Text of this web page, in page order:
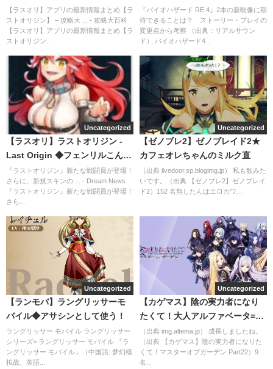
やしましょう
【ラスオリ】アプリの最新情報まとめ【ラ
ストオリジン】 – 攻略大 ... - 攻略大百科
【ラスオリ】アプリの最新情報まとめ【ラ
ストオリジン...
丸裸
『バイオハザード RE:4』2本の新映像に期
待できることは？ ストーリー・プレイの
変更点から考察 （出典：リアルサウン
ド） バイオハザード4...
Uncategorized
【ラスオリ】ラストオリジン -
Last Origin ◆フェンリルこんな
に早く手に入るとは
『ラストオリジン』新たな戦闘員が登場！
さらに、新規スキンの ... - Dream News
『ラストオリジン』新たな戦闘員が登場！
さら...
Uncategorized
【ゼノブレ2】ゼノブレイド2★
カフェオレちゃんのミルク直
（出典 livedoor.sp.blogimg.jp） 私も飲みた
いです。（出典 【ゼノブレ2】ゼノブレイ
ド2）152 名無したんはエロカワ...
Uncategorized
【ランモバ】ラングリッサーモ
バイル◆アサシンとして使う！
ラングリッサー モバイル ラングリッサー
シリーズ> ラングリッサー モバイル 『ラ
ングリッサー モバイル』（中国語: 梦幻模
拟战、英語...
Uncategorized
【カゲマス】陰の実力者になり
たくて！大人アルファベータ=ロ
リガンマ
（出典 img.altema.jp） 成長しましたね。
（出典 【カゲマス】陰の実力者になりた
くて！マスターオブガーデン Part22）9
名...